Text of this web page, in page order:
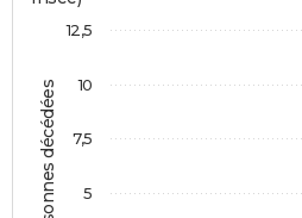
Personnes décédées 5
7,5
10
12,5